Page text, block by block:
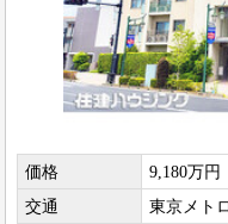
価格
9,180万円
交通
東京メト